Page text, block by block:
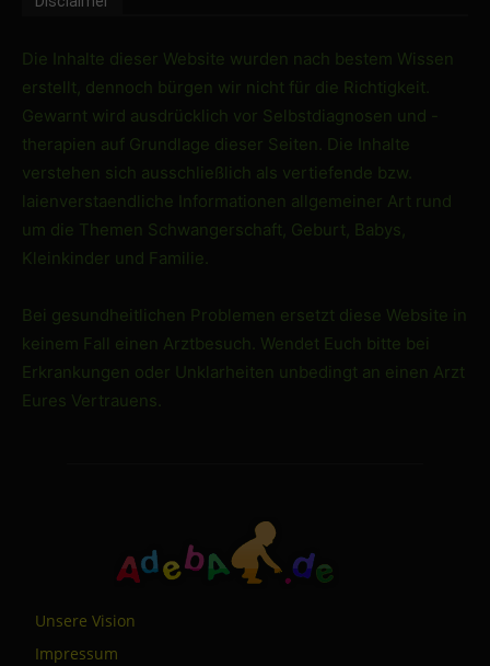
Die Inhalte dieser Website wurden nach bestem Wissen
erstellt, dennoch bürgen wir nicht für die Richtigkeit.
Gewarnt wird ausdrücklich vor Selbstdiagnosen und -
therapien auf Grundlage dieser Seiten. Die Inhalte
verstehen sich ausschließlich als vertiefende bzw.
laienverstaendliche Informationen allgemeiner Art rund
um die Themen Schwangerschaft, Geburt, Babys,
Kleinkinder und Familie.
Bei gesundheitlichen Problemen ersetzt diese Website in
keinem Fall einen Arztbesuch. Wendet Euch bitte bei
Erkrankungen oder Unklarheiten unbedingt an einen Arzt
Eures Vertrauens.
Unsere Vision
Impressum